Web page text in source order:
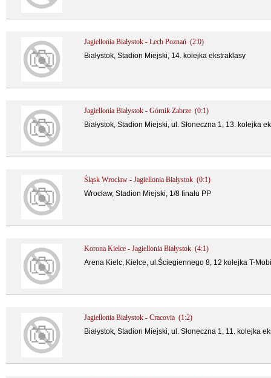
Jagiellonia Białystok - Lech Poznań (2:0)
Białystok, Stadion Miejski, 14. kolejka ekstraklasy
Jagiellonia Białystok - Górnik Zabrze (0:1)
Białystok, Stadion Miejski, ul. Słoneczna 1, 13. kolejka
Śląsk Wrocław - Jagiellonia Białystok (0:1)
Wrocław, Stadion Miejski, 1/8 finału PP
Korona Kielce - Jagiellonia Białystok (4:1)
Arena Kielc, Kielce, ul.Ściegiennego 8, 12 kolejka T-
Jagiellonia Białystok - Cracovia (1:2)
Białystok, Stadion Miejski, ul. Słoneczna 1, 11. kolejka